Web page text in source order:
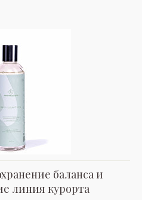
баланса и
линия курорта